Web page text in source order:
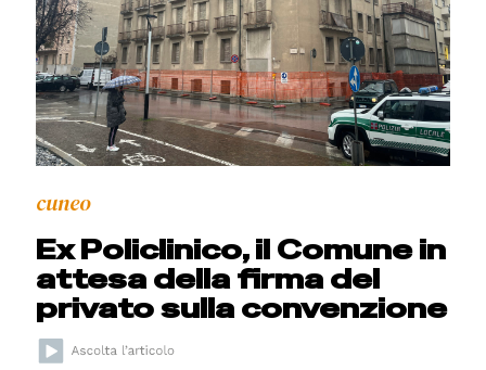
cuneo
Ex Policlinico, il Comune in
attesa della firma del
privato sulla convenzione